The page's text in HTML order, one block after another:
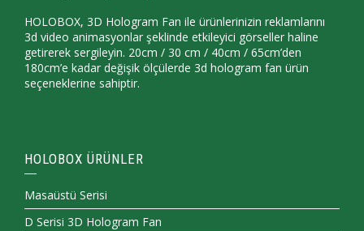
HOLOBOX, 3D Hologram Fan ile ürünlerinizin reklamlarını
3d video animasyonlar şeklinde etkileyici görseller haline
getirerek sergileyin. 20cm / 30 cm / 40cm / 65cm’den
180cm’e kadar değişik ölçülerde 3d hologram fan ürün
seçeneklerine sahiptir.
HOLOBOX ÜRÜNLER
Masaüstü Serisi
D Serisi 3D Hologram Fan